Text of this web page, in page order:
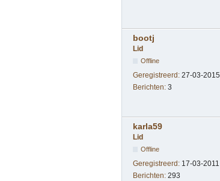
bootj
Lid
Offline
Geregistreerd: 27-03-2015
Berichten: 3
karla59
Lid
Offline
Geregistreerd: 17-03-2011
Berichten: 293